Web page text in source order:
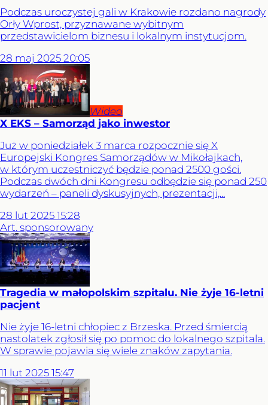
Podczas uroczystej gali w Krakowie rozdano nagrody
Orły Wprost, przyznawane wybitnym
przedstawicielom biznesu i lokalnym instytucjom.
28 maj 2025 20:05
Wideo
X EKS – Samorząd jako inwestor
Już w poniedziałek 3 marca rozpocznie się X
Europejski Kongres Samorządów w Mikołajkach,
w którym uczestniczyć będzie ponad 2500 gości.
Podczas dwóch dni Kongresu odbędzie się ponad 250
wydarzeń – paneli dyskusyjnych, prezentacji,...
28 lut 2025 15:28
Art. sponsorowany
Tragedia w małopolskim szpitalu. Nie żyje 16-letni
pacjent
Nie żyje 16-letni chłopiec z Brzeska. Przed śmiercią
nastolatek zgłosił się po pomoc do lokalnego szpitala.
W sprawie pojawia się wiele znaków zapytania.
11 lut 2025 15:47